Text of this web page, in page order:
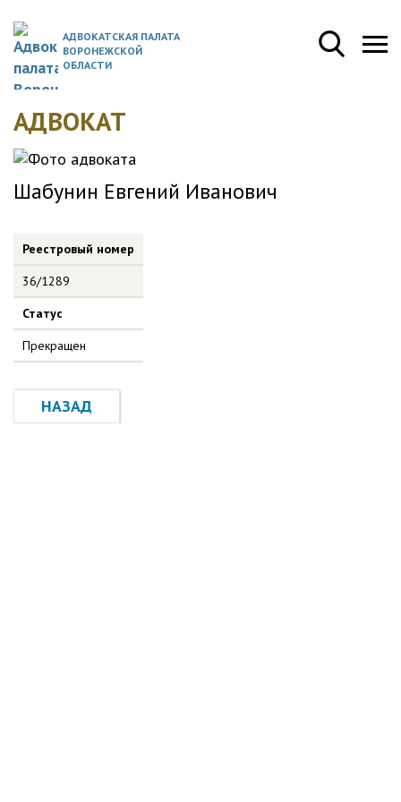
АДВОКАТСКАЯ ПАЛАТА
ВОРОНЕЖСКОЙ
ОБЛАСТИ
АДВОКАТ
Шабунин Евгений Иванович
Реестровый номер
36/1289
Статус
Прекращен
НАЗАД